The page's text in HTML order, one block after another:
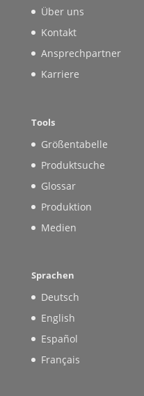
Über uns
Kontakt
Ansprechpartner
Karriere
Tools
Größentabelle
Produktsuche
Glossar
Produktion
Medien
Sprachen
Deutsch
English
Español
Français